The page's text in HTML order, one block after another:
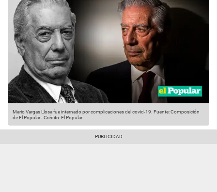
Mario Vargas Llosa fue internado por complicaciones del covid-19. Fuente: Composición
de El Popular-Crédito: El Popular